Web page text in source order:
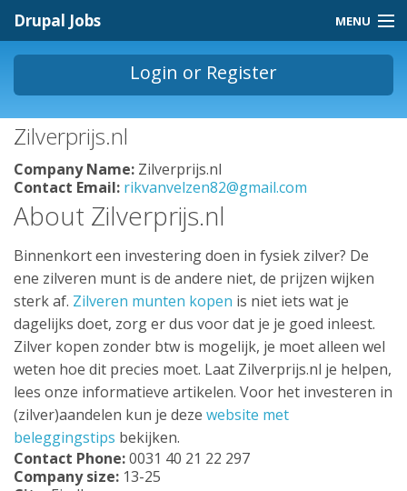
Drupal Jobs MENU
Jobs Homepage
Contact
Store
Login or Register
You are here
Zilverprijs.nl
Company Name: Zilverprijs.nl
Contact Email: rikvanvelzen82@gmail.com
About Zilverprijs.nl
Binnenkort een investering doen in fysiek zilver? De
ene zilveren munt is de andere niet, de prijzen wijken
sterk af. Zilveren munten kopen is niet iets wat je
dagelijks doet, zorg er dus voor dat je je goed inleest.
Zilver kopen zonder btw is mogelijk, je moet alleen wel
weten hoe dit precies moet. Laat Zilverprijs.nl je helpen,
lees onze informatieve artikelen. Voor het investeren in
(zilver)aandelen kun je deze website met
beleggingstips bekijken.
Contact Phone:0031 40 21 22 297
Company size: 13-25